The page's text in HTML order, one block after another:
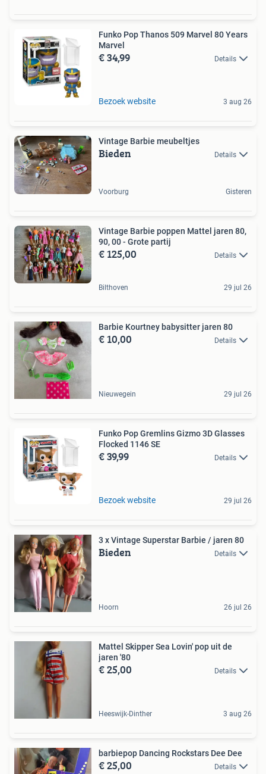
Funko Pop Thanos 509 Marvel 80 Years
Marvel
€ 34,99 Details
Bezoek website 3 aug 26
Vintage Barbie meubeltjes
Bieden Details
Voorburg Gisteren
Vintage Barbie poppen Mattel jaren 80,
90, 00 - Grote partij
€ 125,00 Details
Bilthoven 29 jul 26
Barbie Kourtney babysitter jaren 80
€ 10,00 Details
Nieuwegein 29 jul 26
Funko Pop Gremlins Gizmo 3D Glasses
Flocked 1146 SE
€ 39,99 Details
Bezoek website 29 jul 26
3 x Vintage Superstar Barbie / jaren 80
Bieden Details
Hoorn 26 jul 26
Mattel Skipper Sea Lovin' pop uit de
jaren '80
€ 25,00 Details
Heeswijk-Dinther 3 aug 26
barbiepop Dancing Rockstars Dee Dee
€ 25,00 Details